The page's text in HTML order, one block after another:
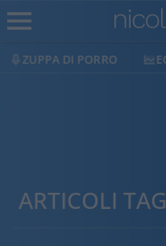
ECONOMIA
ARTICOLI